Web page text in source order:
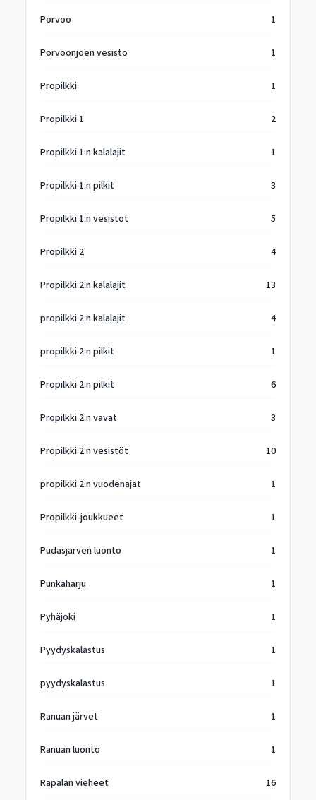
Porvoo 1
Porvoonjoen vesistö 1
Propilkki 1
Propilkki 1 2
Propilkki 1:n kalalajit 1
Propilkki 1:n pilkit 3
Propilkki 1:n vesistöt 5
Propilkki 2 4
Propilkki 2:n kalalajit 13
propilkki 2:n kalalajit 4
propilkki 2:n pilkit 1
Propilkki 2:n pilkit 6
Propilkki 2:n vavat 3
Propilkki 2:n vesistöt 10
propilkki 2:n vuodenajat 1
Propilkki-joukkueet 1
Pudasjärven luonto 1
Punkaharju 1
Pyhäjoki 1
Pyydyskalastus 1
pyydyskalastus 1
Ranuan järvet 1
Ranuan luonto 1
Rapalan vieheet 16